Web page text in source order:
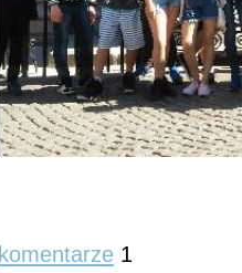
komentarze1